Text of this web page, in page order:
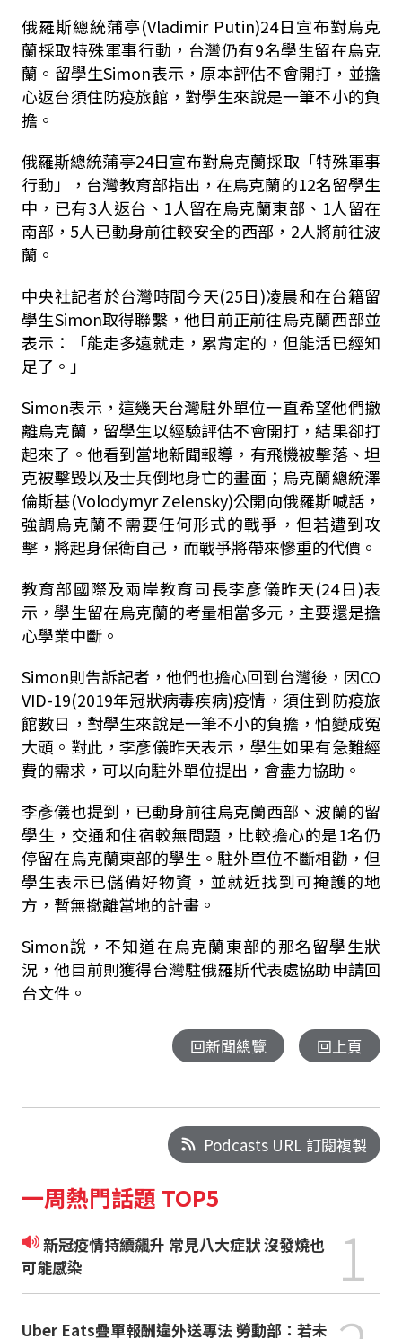
俄羅斯總統蒲亭(Vladimir Putin)24日宣布對烏克
蘭採取特殊軍事行動，台灣仍有9名學生留在烏克
蘭。留學生Simon表示，原本評估不會開打，並擔
心返台須住防疫旅館，對學生來說是一筆不小的負
擔。
俄羅斯總統蒲亭24日宣布對烏克蘭採取「特殊軍事
行動」，台灣教育部指出，在烏克蘭的12名留學生
中，已有3人返台、1人留在烏克蘭東部、1人留在
南部，5人已動身前往較安全的西部，2人將前往波
蘭。
中央社記者於台灣時間今天(25日)凌晨和在台籍留
學生Simon取得聯繫，他目前正前往烏克蘭西部並
表示：「能走多遠就走，累肯定的，但能活已經知
足了。」
Simon表示，這幾天台灣駐外單位一直希望他們撤
離烏克蘭，留學生以經驗評估不會開打，結果卻打
起來了。他看到當地新聞報導，有飛機被擊落、坦
克被擊毀以及士兵倒地身亡的畫面；烏克蘭總統澤
倫斯基(Volodymyr Zelensky)公開向俄羅斯喊話，
強調烏克蘭不需要任何形式的戰爭，但若遭到攻
擊，將起身保衛自己，而戰爭將帶來慘重的代價。
教育部國際及兩岸教育司長李彥儀昨天(24日)表
示，學生留在烏克蘭的考量相當多元，主要還是擔
心學業中斷。
Simon則告訴記者，他們也擔心回到台灣後，因CO
VID-19(2019年冠狀病毒疾病)疫情，須住到防疫旅
館數日，對學生來說是一筆不小的負擔，怕變成冤
大頭。對此，李彥儀昨天表示，學生如果有急難經
費的需求，可以向駐外單位提出，會盡力協助。
李彥儀也提到，已動身前往烏克蘭西部、波蘭的留
學生，交通和住宿較無問題，比較擔心的是1名仍
停留在烏克蘭東部的學生。駐外單位不斷相勸，但
學生表示已儲備好物資，並就近找到可掩護的地
方，暫無撤離當地的計畫。
Simon說，不知道在烏克蘭東部的那名留學生狀
況，他目前則獲得台灣駐俄羅斯代表處協助申請回
台文件。
回新聞總覽 回上頁
Podcasts URL 訂閱複製
一周熱門話題 TOP5
新冠疫情持續飆升 常見八大症狀 沒發燒也
可能感染
1
Uber Eats疊單報酬違外送專法 勞動部：若未